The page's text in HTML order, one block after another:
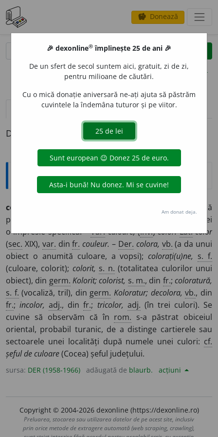
savings Donează
clear
opțiuni
definiții (1) pronunțievolume_up (3)
Definiția cu ID-ul 440461:
Etimologice
colo
– Totalitatea radiațiilor de lumină
pe care le reflectă corpurile și care crează asupra retinei
o impresie specifică. –Var. culoare,(înv.)color. Lat. color
(sec. XIX), var. dinfr. couleur. – Der. colora, vb. (a da unui
obiect o anumită culoare, a vopsi);colorați(u)ne, s. f.
(culoare, colorit); colorit, s. n. (totalitatea culorilor unui
obiect), din germ. Kolorit; colorist, s. m., din fr.;coloratură,
s. f. (vocaliză, tril), din germ. Koloratur; decolora, vb., din
fr.;incolor, adj., dinfr.; tricolor, adj. (în trei culori). Se
cuvine să observăm că în rom. s-a păstrat obiceiul
oriental, probabil turanic, de a distinge cartierele sau
sectoarele unei localități după numele unei culori: cf.
șeful de culoare(Cocea) șeful județului.
sursa: DER (1958-1966) adăugată de blaurb. acțiuni
Copyright © 2004-2026 dexonline (https://dexonline.ro)
Preluarea, stocarea sau utilizarea datelor de pe acest site, inclusiv
prin orice metode de extragere automată (web scraping, crawling),
🎉 dexonline® împlinește 25 de ani 🎉
De un sfert de secol suntem aici, gratuit, zi de zi,
pentru milioane de căutări.
Cu o mică donație aniversară ne-ați ajuta să păstrăm
cuvintele la îndemâna tuturor și pe viitor.
Am donat deja.